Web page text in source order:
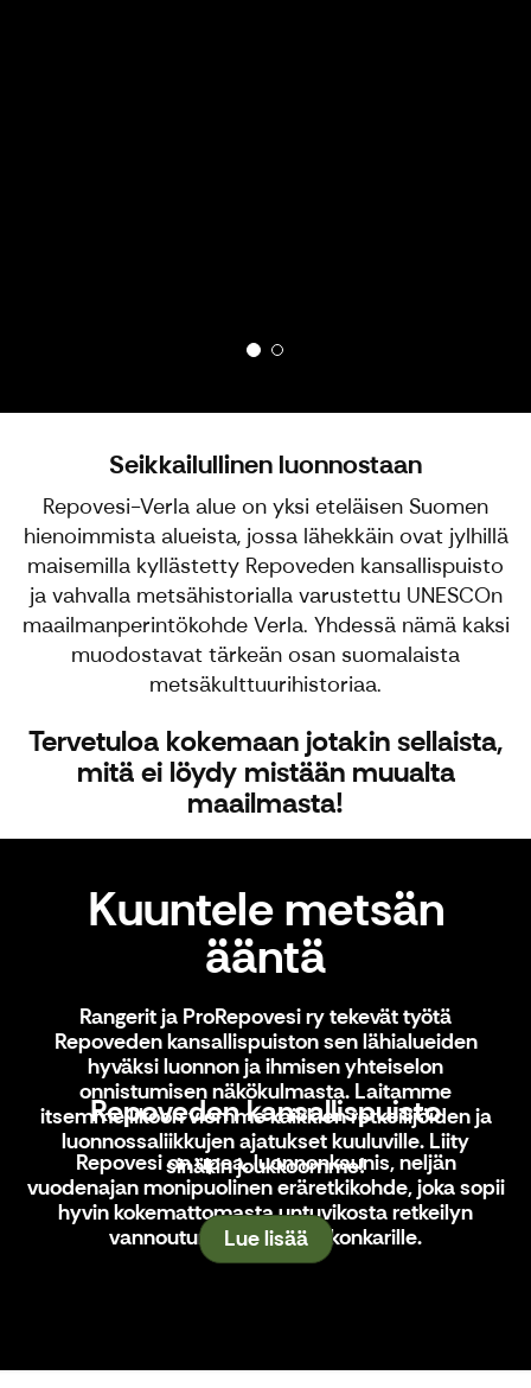
Kuuntele metsän
ääntä
Rangerit ja ProRepovesi ry tekevät työtä
Repoveden kansallispuiston sen lähialueiden
hyväksi luonnon ja ihmisen yhteiselon
onnistumisen näkökulmasta. Laitamme
itsemme likoon viemme kaikkien retkeilijöiden ja
luonnossaliikkujen ajatukset kuuluville. Liity
sinäkin joukkoomme!
Lue lisää
Seikkailullinen luonnostaan
Repovesi-Verla alue on yksi eteläisen Suomen
hienoimmista alueista, jossa lähekkäin ovat jylhillä
maisemilla kyllästetty Repoveden kansallispuisto
ja vahvalla metsähistorialla varustettu UNESCOn
maailmanperintökohde Verla. Yhdessä nämä kaksi
muodostavat tärkeän osan suomalaista
metsäkulttuurihistoriaa.
Tervetuloa kokemaan jotakin sellaista,
mitä ei löydy mistään muualta
maailmasta!
Repoveden kansallispuisto
Repoveden kansallispuisto
Repovesi on upea, luonnonkaunis, neljän
vuodenajan monipuolinen eräretkikohde, joka sopii
hyvin kokemattomasta untuvikosta retkeilyn
vannoutuneimmallekin konkarille.